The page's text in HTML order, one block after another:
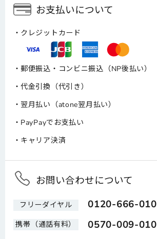
お支払いについて
クレジットカード
郵便振込・コンビニ振込（NP後払い）
代金引換（代引き）
翌月払い（atone翌月払い）
PayPayでお支払い
キャリア決済
お問い合わせについて
フリーダイヤル 0120-666-010
携帯（通話有料） 0570-009-010